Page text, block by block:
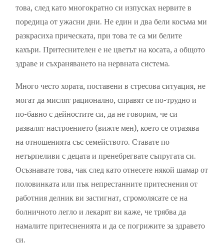
това, след като многократно си изпусках нервите в
поредица от ужасни дни. Не един и два бели косъма ми
разкрасиха прическата, при това те са ми белите
кахъри. Притеснителен е не цветът на косата, а общото
здраве и съхраняването на нервната система.
Много често хората, поставени в стресова ситуация, не
могат да мислят рационално, справят се по-трудно и
по-бавно с дейностите си, да не говорим, че си
развалят настроението (вижте мен), което се отразява
на отношенията със семейството. Ставате по
нетърпеливи с децата и пренебрегвате съпругата си.
Осъзнавате това, чак след като отнесете някой шамар от
половинката или пък непрестанните притеснения от
работния делник ви застигнат, сгромолясате се на
болничното легло и лекарят ви каже, че трябва да
намалите притесненията и да се погрижите за здравето
си.